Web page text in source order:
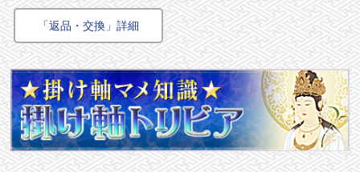
「返品・交換」詳細